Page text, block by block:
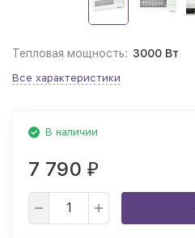
Тепловая мощность: 3000 Вт
Все характеристики
В наличии
7 790 ₽